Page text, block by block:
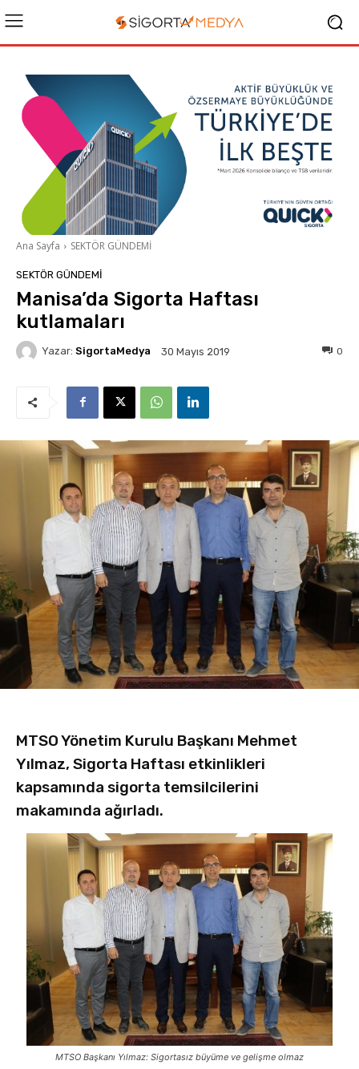
Ana Sayfa SEKTÖR GÜNDEMİ
SEKTÖR GÜNDEMİ
Manisa’da Sigorta Haftası
kutlamaları
Yazar: SigortaMedya 30 Mayıs 2019 0
MTSO Yönetim Kurulu Başkanı Mehmet
Yılmaz, Sigorta Haftası etkinlikleri
kapsamında sigorta temsilcilerini
makamında ağırladı.
MTSO Başkanı Yılmaz: Sigortasız büyüme ve gelişme olmaz